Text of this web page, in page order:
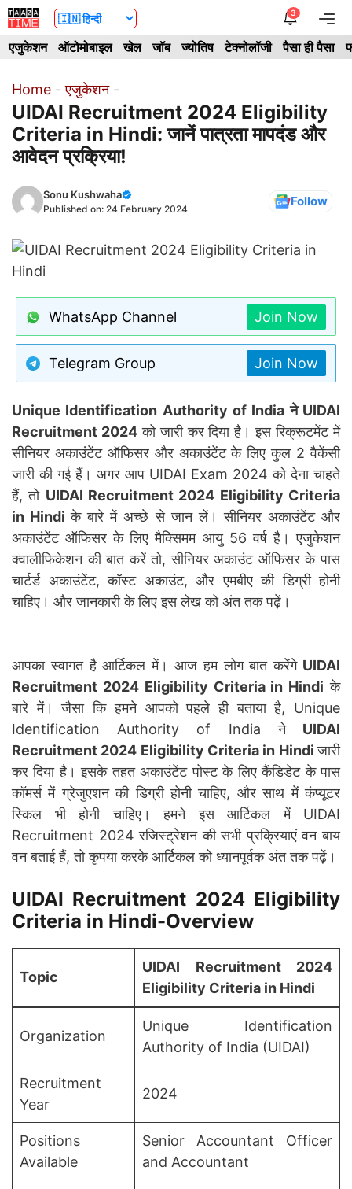
Skip
to
content
3
एजुकेशन ऑटोमोबाइल खेल जॉब ज्योतिष टेक्नोलॉजी पैसा ही पैसा
Home -एजुकेशन-
UIDAI Recruitment 2024 Eligibility
Criteria in Hindi: जानें पात्रता मापदंड और
आवेदन प्रक्रिया!
Sonu Kushwaha
Published on: 24 February 2024 Follow
WhatsApp Channel Join Now
Telegram Group Join Now
Unique Identification Authority of India ने UIDAI
Recruitment 2024को जारी कर दिया है। इस रिक्रूटमेंट में
सीनियर अकाउंटेंट ऑफिसर और अकाउंटेंट के लिए कुल 2 वैकेंसी
जारी की गई हैं। अगर आप UIDAI Exam 2024 को देना चाहते
हैं, तो UIDAI Recruitment 2024 Eligibility Criteria
in Hindiके बारे में अच्छे से जान लें। सीनियर अकाउंटेंट और
अकाउंटेंट ऑफिसर के लिए मैक्सिमम आयु 56 वर्ष है। एजुकेशन
क्वालीफिकेशन की बात करें तो, सीनियर अकाउंट ऑफिसर के पास
चार्टर्ड अकाउंटेंट, कॉस्ट अकाउंट, और एमबीए की डिग्री होनी
चाहिए। और जानकारी के लिए इस लेख को अंत तक पढ़ें।
आपका स्वागत है आर्टिकल में। आज हम लोग बात करेंगेUIDAI
Recruitment 2024 Eligibility Criteria in Hindi के
बारे में। जैसा कि हमने आपको पहले ही बताया है, Unique
Identification Authority of India नेUIDAI
Recruitment 2024 Eligibility Criteria in Hindiजारी
कर दिया है। इसके तहत अकाउंटेंट पोस्ट के लिए कैंडिडेट के पास
कॉमर्स में ग्रेजुएशन की डिग्री होनी चाहिए, और साथ में कंप्यूटर
स्किल भी होनी चाहिए। हमने इस आर्टिकल में UIDAI
Recruitment 2024 रजिस्ट्रेशन की सभी प्रक्रियाएं वन बाय
वन बताई हैं, तो कृपया करके आर्टिकल को ध्यानपूर्वक अंत तक पढ़ें।
UIDAI Recruitment 2024 Eligibility
Criteria in Hindi-Overview
Topic
UIDAI Recruitment 2024
Eligibility Criteria in Hindi
Organization
Unique Identification
Authority of India (UIDAI)
Recruitment
Year
2024
Positions
Available
Senior Accountant Officer
and Accountant